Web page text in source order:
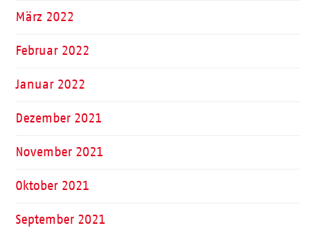
März 2022
Februar 2022
Januar 2022
Dezember 2021
November 2021
Oktober 2021
September 2021